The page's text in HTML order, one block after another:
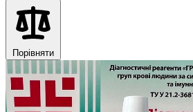
Порівняти